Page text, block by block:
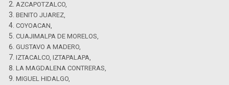
AZCAPOTZALCO,
BENITO JUAREZ,
COYOACAN,
CUAJIMALPA DE MORELOS,
GUSTAVO A MADERO,
IZTACALCO, IZTAPALAPA,
LA MAGDALENA CONTRERAS,
MIGUEL HIDALGO,